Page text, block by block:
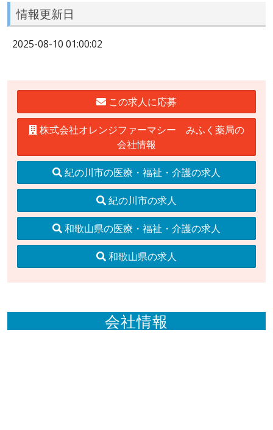
情報更新日
2025-08-10 01:00:02
この求人に応募
株式会社オレンジファーマシー みふく薬局の
会社情報
紀の川市の医療・福祉・介護の求人
紀の川市の求人
和歌山県の医療・福祉・介護の求人
和歌山県の求人
会社情報